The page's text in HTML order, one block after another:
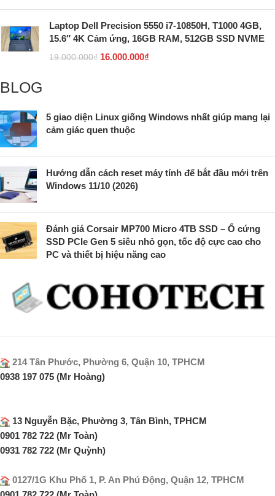
Laptop Dell Precision 5550 i7-10850H, T1000 4GB,
15.6″ 4K Cảm ứng, 16GB RAM, 512GB SSD NVME
19.000.000₫ 16.000.000₫
BLOG
5 giao diện Linux giống Windows nhất giúp mang lại
cảm giác quen thuộc
Hướng dẫn cách reset máy tính để bắt đầu mới trên
Windows 11/10 (2026)
Đánh giá Corsair MP700 Micro 4TB SSD – Ổ cứng
SSD PCIe Gen 5 siêu nhỏ gọn, tốc độ cực cao cho
PC và thiết bị hiệu năng cao
214 Tân Phước, Phường 6, Quận 10, TPHCM
0938 197 075 (Mr Hoàng)
13 Nguyễn Bặc, Phường 3, Tân Bình, TPHCM
0901 782 722 (Mr Toàn)
0931 782 722 (Mr Quỳnh)
0127/1G Khu Phố 1, P. An Phú Động, Quận 12, TPHCM